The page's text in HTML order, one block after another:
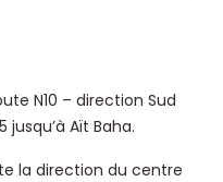
N10 – direction Sud
jusqu’à Aït Baha.
la direction du centre